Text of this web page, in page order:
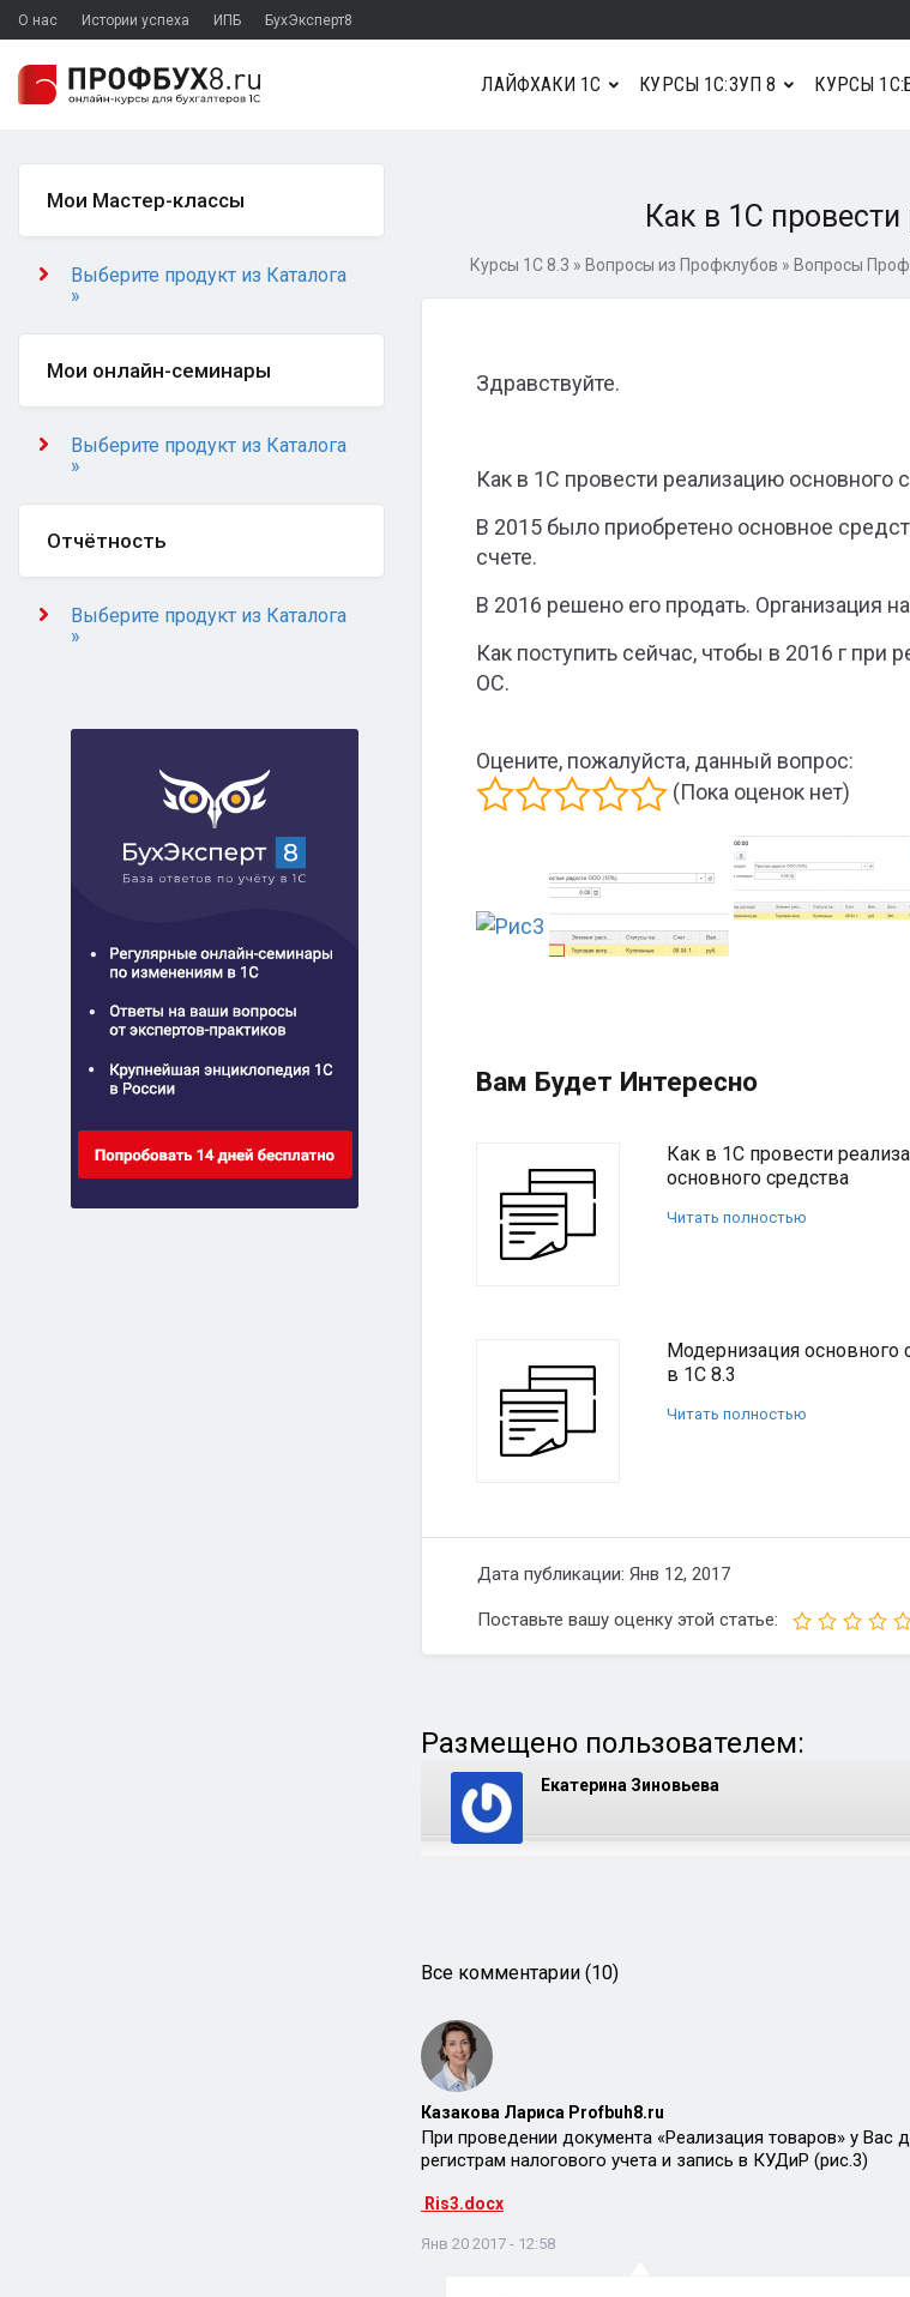
О нас Истории успеха ИПБ БухЭксперт8
ЛАЙФХАКИ 1С КУРСЫ 1С:ЗУП 8 КУРСЫ
Как в 1С
Курсы 1С 8.3 » Вопросы из Профклубов » Вопросы
Здравствуйте.
Как в 1С провести реализацию основного
В 2015 было приобретено основное
счете.
В 2016 решено его продать. Организация
Как поступить сейчас, чтобы в 2016 г при
ОС.
Оцените, пожалуйста, данный вопрос:
(Пока оценок нет)
Вам Будет Интересно
Как в 1С провести
основного средства
Читать полностью
Модернизация основного
в 1С 8.3
Читать полностью
Дата публикации: Янв 12, 2017
Поставьте вашу оценку этой статье:
Размещено пользователем:
Екатерина Зиновьева
Все комментарии (10)
Казакова Лариса Profbuh8.ru
При проведении документа «Реализация товаров» у
регистрам налогового учета и запись в КУДиР (рис.3)
Ris3.docx
Янв 20 2017 - 12:58
Мои Мастер-классы
Выберите продукт из Каталога
»
Мои онлайн-семинары
Выберите продукт из Каталога
»
Отчётность
Выберите продукт из Каталога
»